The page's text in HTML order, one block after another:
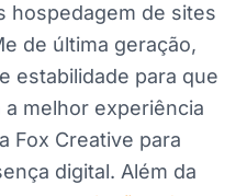
hospedagem de sites
de última geração,
estabilidade para que
melhor experiência
Fox Creative para
digital. Além da